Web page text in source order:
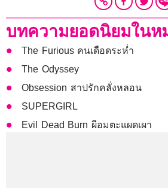
บทความยอดนิยมในห
The Furious คนเดือดระห่ำ
The Odyssey
Obsession สาปรักคลั่งหลอน
SUPERGIRL
Evil Dead Burn ผีอมตะแผดเผา